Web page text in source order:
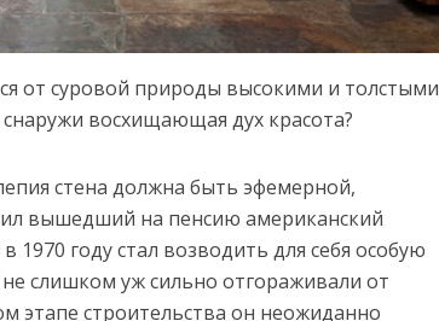
от суровой природы высокими и толстыми
восхищающая дух красота?
стена должна быть эфемерной,
вышедший на пенсию американский
году стал возводить для себя особую
слишком уж сильно отгораживали от
этапе строительства он неожиданно